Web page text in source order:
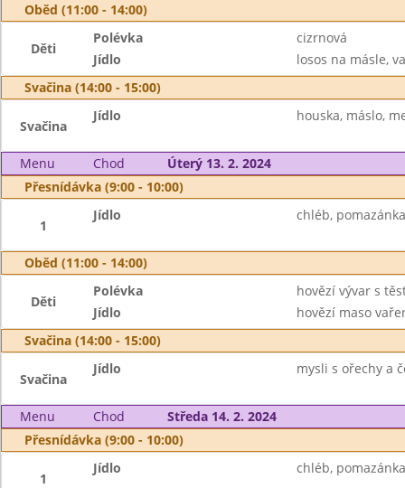
Oběd (11:00 - 14:00)
Děti
Polévka
cizrnová
Jídlo
losos na másle,
Svačina (14:00 - 15:00)
Svačina
Jídlo houska, máslo,
Menu Chod
Úterý 13. 2. 2024
Přesnídávka (9:00 - 10:00)
1
Jídlo chléb,
Oběd (11:00 - 14:00)
Děti
Polévka
hovězí vývar s
Jídlo
hovězí maso
Svačina (14:00 - 15:00)
Svačina
Jídlo mysli s ořechy a
Menu Chod
Středa 14. 2. 2024
Přesnídávka (9:00 - 10:00)
1
Jídlo chléb,